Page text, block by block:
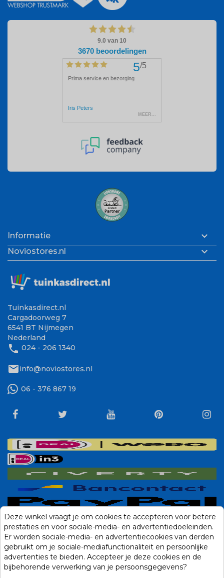
Informatie 
Noviostores.nl 
Tuinkasdirect.nl
Cargadoorweg 7
6541 BT Nijmegen
Nederland
phone 024 - 206 1340
mailinfo@noviostores.nl
06 - 376 867 19
Deze winkel vraagt je om cookies te accepteren voor betere
prestaties en voor sociale-media- en advertentiedoeleinden.
Er worden sociale-media- en advertentiecookies van derden
gebruikt om je sociale-mediafunctionaliteit en persoonlijke
advertenties te bieden. Accepteer je deze cookies en de
bijbehorende verwerking van je persoonsgegevens?